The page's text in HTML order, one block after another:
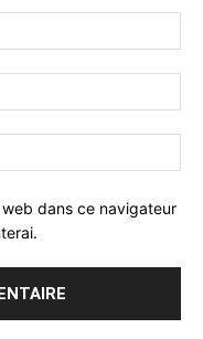
dans ce navigateur